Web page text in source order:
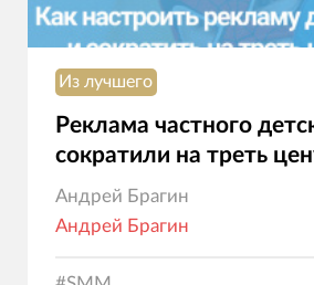
Из лучшего
Реклама частного
сократили на треть
Андрей Брагин
Андрей Брагин